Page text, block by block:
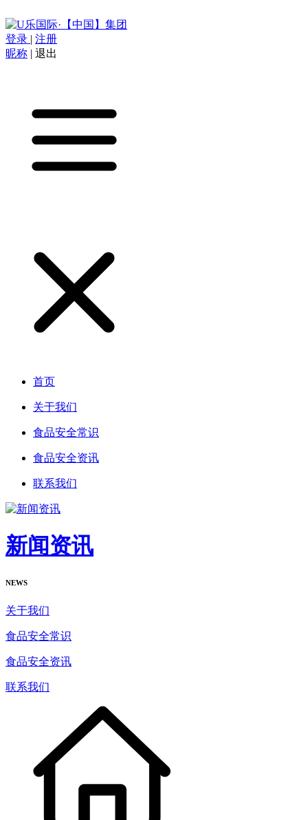
登录 | 注册
昵称 | 退出
首页
关于我们
食品安全常识
食品安全资讯
联系我们
新闻资讯
NEWS
关于我们
食品安全常识
食品安全资讯
联系我们